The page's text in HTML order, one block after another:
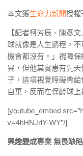
本文獲生命力新聞授權
【記者柯芳辰、陳彥
球就像是人生過程，
機會都沒有。」視障
異，但他其實患有先
子，這項視覺障礙帶
自棄，反而在保齡球上
[youtube_embed
v=4hHNJrlY-WY”/]
興趣變成專業 無畏缺陷